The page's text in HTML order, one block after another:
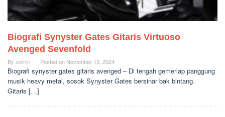
Biografi Synyster Gates Gitaris Virtuoso
Avenged Sevenfold
By admin Posted on November 13, 2024
Biografi synyster gates gitaris avenged – Di tengah gemerlap panggung
musik heavy metal, sosok Synyster Gates bersinar bak bintang.
Gitaris […]